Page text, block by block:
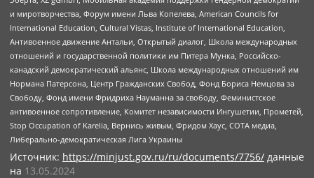
и миротворчества, Форум имени Льва Копелева, American Councils for
International Education, Cultural Vistas, Institute of International Education,
Антивоенное движение Антальи, Открытый диалог, Школа международных
отношений и государственной политики им Питера Мунка, Российско-
канадский демократический альянс, Школа международных отношений им
Нормана Патерсона, Центр Гражданских Свобод, Фонд Бориса Немцова за
Свободу, Фонд имени Фридриха Науманна за свободу, Феминистское
антивоенное сопротивление, Комитет независимости Ингушетии, Прометей,
Stop Occupation of Karelia, Вернись живым, Фридом Хаус, СОТА медиа,
Либерально-демократическая Лига Украины
Источник: https://minjust.gov.ru/ru/documents/7756/ данные
на 13.05.2024